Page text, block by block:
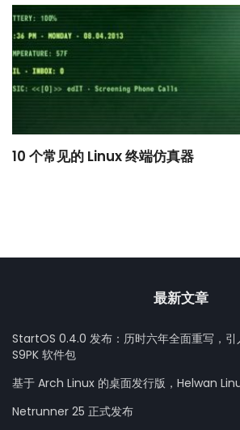
10 个常见的 Linux 终端仿真器
最新文章
StartOS 0.4.0 发布：历时六年全面重写，引
S9PK 软件包
基于 Arch Linux 的桌面发行版，Helwan
Netrunner 25 正式发布